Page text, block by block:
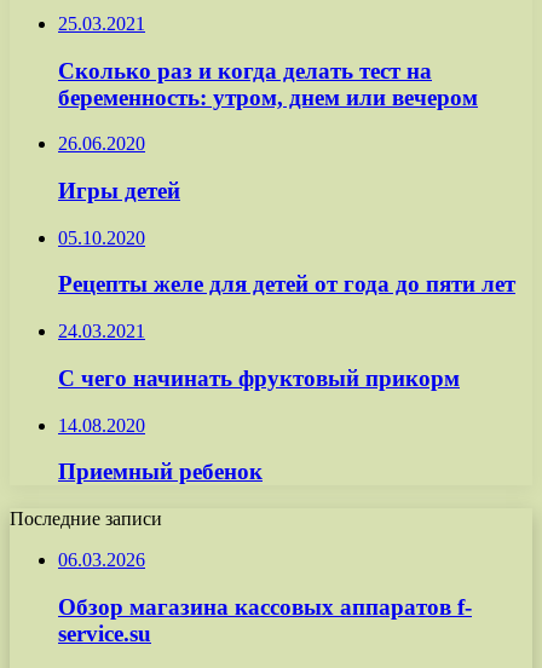
25.03.2021
Сколько раз и когда делать тест на
беременность: утром, днем или вечером
26.06.2020
Игры детей
05.10.2020
Рецепты желе для детей от года до пяти лет
24.03.2021
С чего начинать фруктовый прикорм
14.08.2020
Приемный ребенок
Последние записи
06.03.2026
Обзор магазина кассовых аппаратов f-
service.su